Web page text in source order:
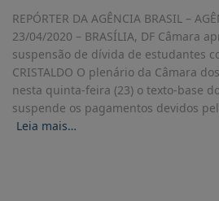
REPÓRTER DA AGÊNCIA BRASIL –
23/04/2020 – BRASÍLIA, DF Câmara
suspensão de dívida de estudantes
CRISTALDO O plenário da Câmara
nesta quinta-feira (23) o texto-base
suspende os pagamentos devidos
Leia mais…